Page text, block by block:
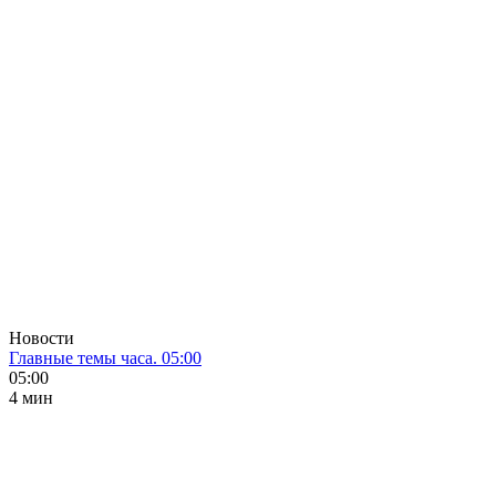
Новости
Главные темы часа. 05:00
05:00
4 мин